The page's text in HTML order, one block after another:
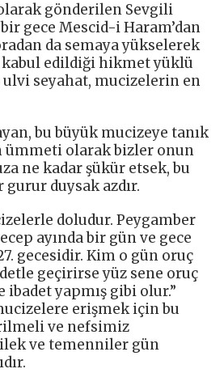
gönderilen Sevgili
gece Mescid-i Haram’dan
da semaya yükselerek
kabul edildiği hikmet yüklü
seyahat, mucizelerin en
bu büyük mucizeye tanık
olarak bizler onun
ne kadar şükür etsek, bu
duysak azdır.
doludur. Peygamber
ayında bir gün ve gece
gecesidir. Kim o gün oruç
geçirirse yüz sene oruç
ibadet yapmış gibi olur.”
erişmek için bu
ve nefsimiz
ve temenniler gün